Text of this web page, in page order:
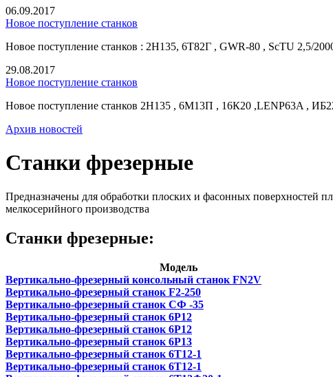
06.09.2017
Новое поступление станков
Новое поступление станков : 2Н135, 6Т82Г , GWR-80 , ScTU 2,5/
29.08.2017
Новое поступление станков
Новое поступление станков 2Н135 , 6М13П , 16К20 ,LENP63A ,
Архив новостей
Станки фрезерные
Предназначены для обработки плоских и фасонных поверхностей
мелкосерийного производства
Станки фрезерные:
Модель
Вертикально-фрезерный консольный станок FN2V
Вертикально-фрезерный станок F2-250
Вертикально-фрезерный станок СФ -35
Вертикально-фрезерный станок 6Р12
Вертикально-фрезерный станок 6Р12
Вертикально-фрезерный станок 6Р13
Вертикально-фрезерный станок 6Т12-1
Вертикально-фрезерный станок 6Т12-1